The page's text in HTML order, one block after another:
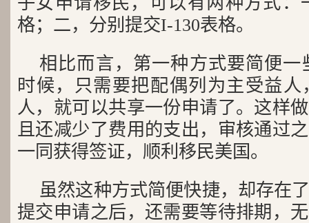
格；二，分别提交I-130表格。
相比而言，第一种方式要简便一
时候，只需要把配偶列为主受益
人，就可以共享一份申请了。这样
且还减少了费用的支出，审核通过
一同获得签证，顺利移民美国。
虽然这种方式简便快捷，却存在
提交申请之后，还需要等待排期，